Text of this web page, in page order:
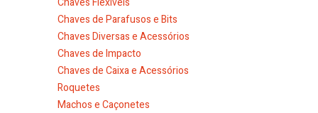
Chaves de Parafusos e Bits
Chaves Diversas e Acessórios
Chaves de Impacto
Chaves de Caixa e Acessórios
Roquetes
Machos e Caçonetes